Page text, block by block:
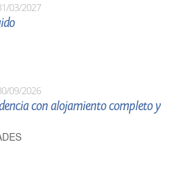
03/2027
09/2026
con alojamiento completo y